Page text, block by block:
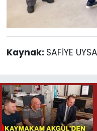
Kaynak: SAFİYE